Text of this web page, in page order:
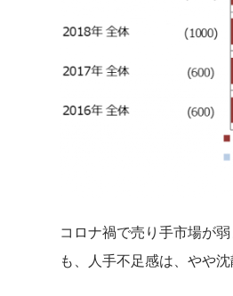
コロナ禍で売り手市場が
も、人手不足感は、やや沈